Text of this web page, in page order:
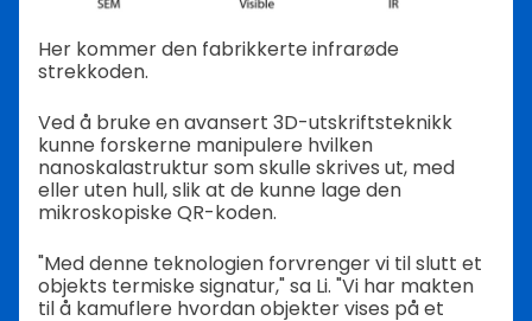
Her kommer den fabrikkerte infrarøde
strekkoden.
Ved å bruke en avansert 3D-utskriftsteknikk
kunne forskerne manipulere hvilken
nanoskalastruktur som skulle skrives ut, med
eller uten hull, slik at de kunne lage den
mikroskopiske QR-koden.
"Med denne teknologien forvrenger vi til slutt et
objekts termiske signatur," sa Li. "Vi har makten
til å kamuflere hvordan objekter vises på et